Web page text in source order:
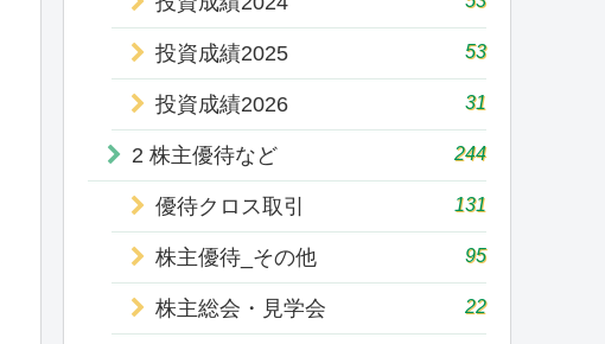
投資成績2025 53
投資成績2026 31
2 株主優待など 244
優待クロス取引 131
株主優待_その他 95
株主総会・見学会 22